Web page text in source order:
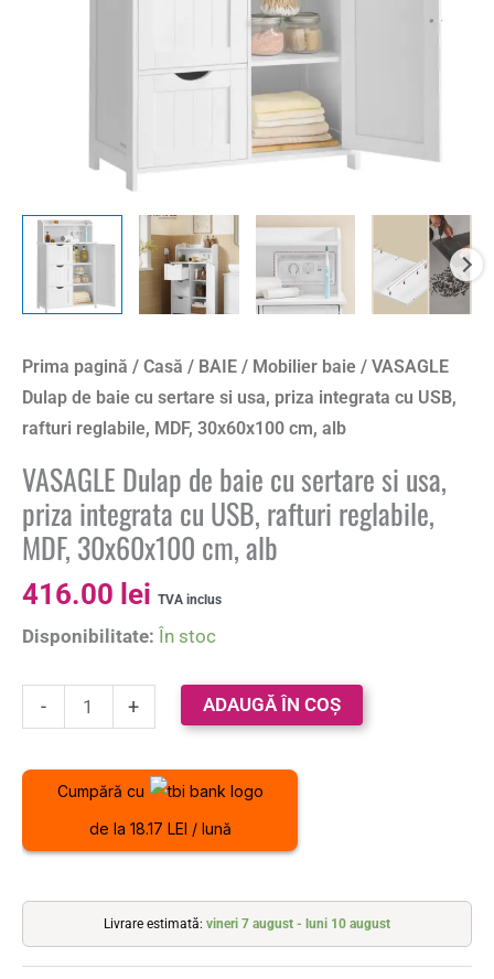
Prima pagină / Casă / BAIE / Mobilier baie / VASAGLE
Dulap de baie cu sertare si usa, priza integrata cu USB,
rafturi reglabile, MDF, 30x60x100 cm, alb
VASAGLE Dulap de baie cu sertare si usa,
priza integrata cu USB, rafturi reglabile,
MDF, 30x60x100 cm, alb
416.00 lei TVA inclus
Disponibilitate: În stoc
-
MDF,
30x60x100
alb
+ ADAUGĂ ÎN COȘ
Cumpără cu
de la 18.17 LEI / lună
Livrare estimată: vineri 7 august - luni 10 august